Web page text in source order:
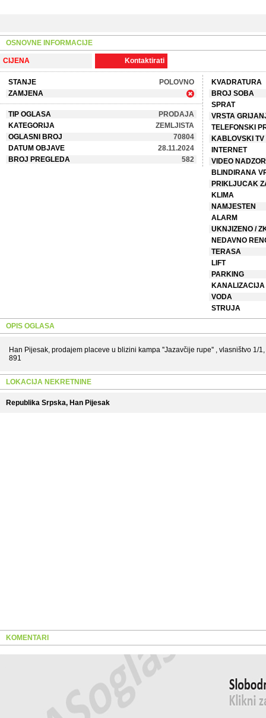
OSNOVNE INFORMACIJE
CIJENA Kontaktirati
STANJE
POLOVNO
ZAMJENA
TIP OGLASA
PRODAJA
KATEGORIJA
ZEMLJISTA
OGLASNI BROJ
70804
DATUM OBJAVE
28.11.2024
BROJ PREGLEDA
582
KVADRATURA
BROJ SOBA
SPRAT
VRSTA
TELEFONSKI
KABLOVSKI TV
INTERNET
VIDEO NADZOR
BLINDIRANA
PRIKLJUCAK
KLIMA
NAMJESTEN
ALARM
UKNJIZENO /
NEDAVNO
TERASA
LIFT
PARKING
KANALIZACIJA
VODA
STRUJA
OPIS OGLASA
Han Pijesak, prodajem placeve u blizini kampa ''Jazavčije rupe'' , vlasništvo 1/
891
LOKACIJA NEKRETNINE
Republika Srpska, Han Pijesak
KOMENTARI